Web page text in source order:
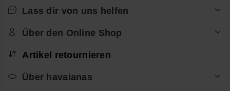
Lass dir von uns helfen
Über den Online Shop
Artikel retournieren
Über havaianas